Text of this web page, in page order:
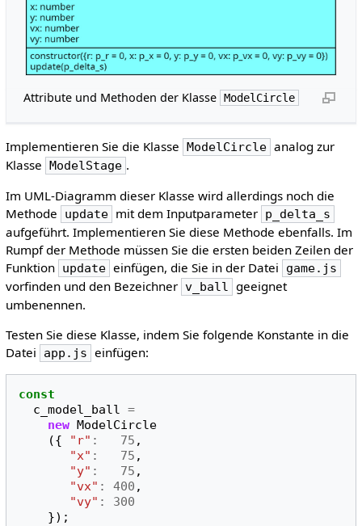
Attribute und Methoden der Klasse ModelCircle
Implementieren Sie die Klasse ModelCircle analog zur
Klasse ModelStage .
Im UML-Diagramm dieser Klasse wird allerdings noch die
Methode
update mit dem Inputparameter p_delta_s
aufgeführt. Implementieren Sie diese Methode ebenfalls. Im
Rumpf der Methode müssen Sie die ersten beiden Zeilen der
Funktion update einfügen, die Sie in der Datei game.js
vorfinden und den Bezeichner v_ball geeignet
umbenennen.
Testen Sie diese Klasse, indem Sie folgende Konstante in die
Datei
app.js einfügen:
const
c_model_ball =
new ModelCircle
({
"r" : 75 ,
"x" : 75 ,
"y" : 75 ,
"vx" : 400 ,
"vy" :
300
});